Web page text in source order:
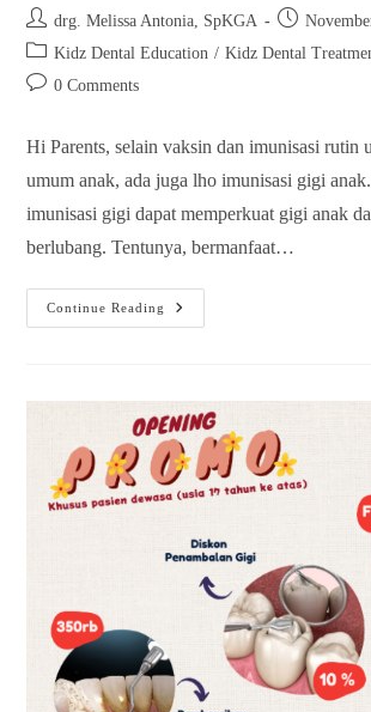
drg. Melissa Antonia, SpKGA
Kidz Dental Education / Kidz Dental
0 Comments
Hi Parents, selain vaksin dan imunisasi rutin
umum anak, ada juga lho imunisasi gigi
imunisasi gigi dapat memperkuat gigi anak
berlubang. Tentunya, bermanfaat…
Continue Reading